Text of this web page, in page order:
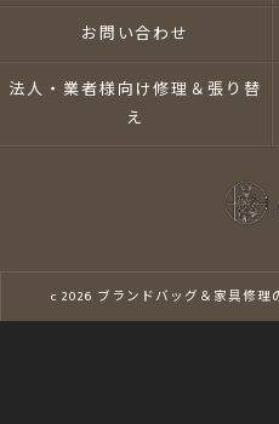
お問い合わせ
法人・業者様向け修理＆張り替
え
c 2026 ブランドバッグ＆家具修理